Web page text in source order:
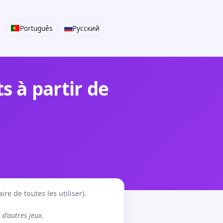
Português Русский
à partir de
de toutes les utiliser).
jeux.